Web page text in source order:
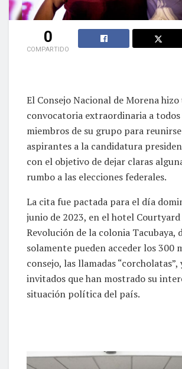
0
COMPARTIDO
El Consejo Nacional de Morena hizo
convocatoria extraordinaria a
miembros de su grupo para
aspirantes a la candidatura
con el objetivo de dejar claras
rumbo a las elecciones federales.
La cita fue pactada para el día
junio de 2023, en el hotel
Revolución de la colonia Tacubaya,
solamente pueden acceder los 300
consejo, las llamadas “corcholatas”,
invitados que han mostrado su
situación política del país.